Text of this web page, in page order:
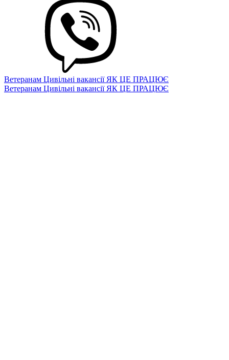
Ветеранам Цивільні вакансії ЯК ЦЕ ПРАЦЮЄ
Ветеранам Цивільні вакансії ЯК ЦЕ ПРАЦЮЄ